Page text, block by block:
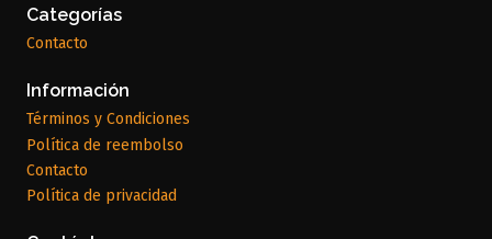
Categorías
Contacto
Información
Términos y Condiciones
Política de reembolso
Contacto
Política de privacidad